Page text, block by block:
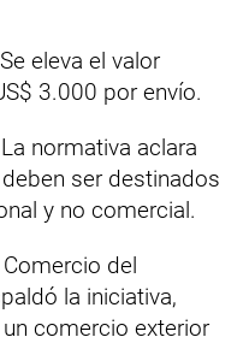
Se eleva el valor
3.000 por envío.
La normativa aclara
ser destinados
y no comercial.
del
la iniciativa,
comercio exterior